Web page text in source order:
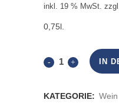
inkl. 19 % MwSt.
0,75l.
Wegner IN
KATEGORIE: Wein